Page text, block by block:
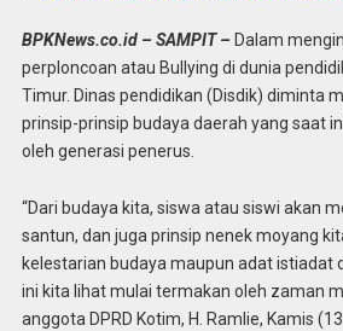
BPKNews.co.id – SAMPIT – Dalam
perploncoan atau Bullying di dunia
Timur. Dinas pendidikan (Disdik) diminta
prinsip-prinsip budaya daerah yang saat
oleh generasi penerus.
“Dari budaya kita, siswa atau siswi akan
santun, dan juga prinsip nenek moyang
kelestarian budaya maupun adat istiadat
ini kita lihat mulai termakan oleh zaman
anggota DPRD Kotim, H. Ramlie, Kamis